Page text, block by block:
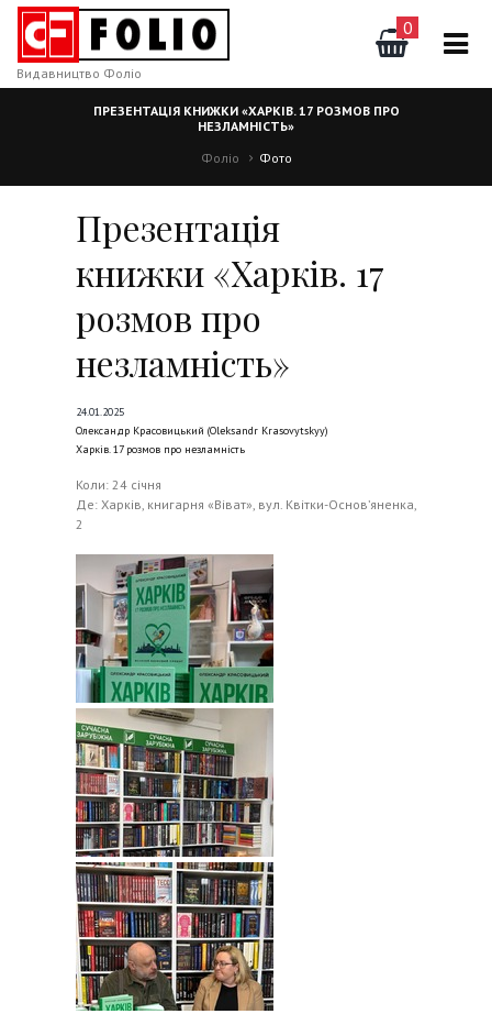
0
Видавництво Фоліо
ПРЕЗЕНТАЦІЯ КНИЖКИ «ХАРКІВ. 17 РОЗМОВ ПРО
НЕЗЛАМНІСТЬ»
Фоліо
Фото
Презентація
книжки «Харків. 17
розмов про
незламність»
24.01.2025
Олександр Красовицький (Oleksandr Krasovytskyy)
Харків. 17 розмов про незламність
Коли: 24 січня
Де: Харків, книгарня «Віват», вул. Квітки-Основʼяненка,
2